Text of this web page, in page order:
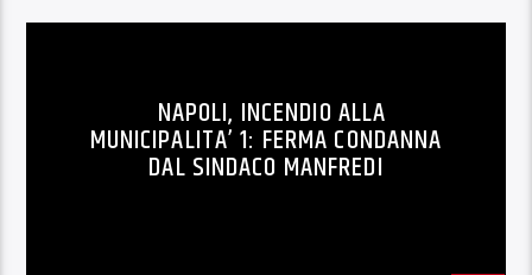
NAPOLI, INCENDIO ALLA
MUNICIPALITA’ 1: FERMA CONDANNA
DAL SINDACO MANFREDI